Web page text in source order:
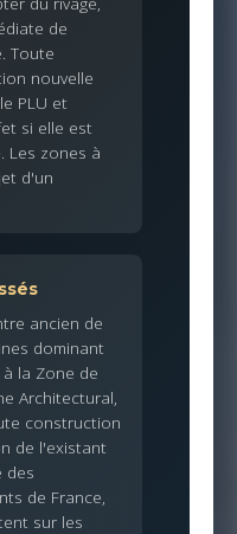
de
Toute
nouvelle
PLU et
si elle est
Les zones à
d'un
ancien de
dominant
la Zone de
Architectural,
construction
de l'existant
des
de France,
sur les